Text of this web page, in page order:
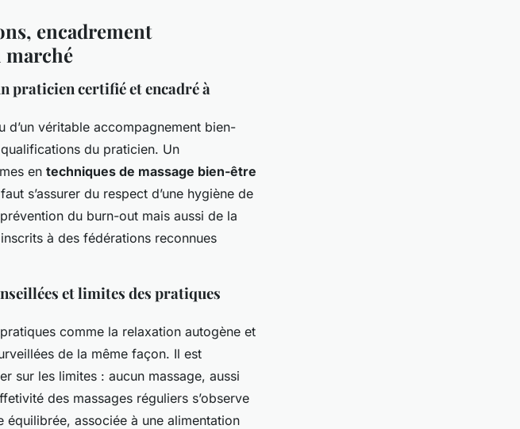
encadrement
marché
praticien certifié et encadré à
d’un véritable accompagnement bien-
du praticien. Un
en techniques de massage bien-être
s’assurer du respect d’une hygiène de
du burn-out mais aussi de la
à des fédérations reconnues
et limites des pratiques
comme la relaxation autogène et
de la même façon. Il est
sur les limites : aucun massage, aussi
des massages réguliers s’observe
équilibrée, associée à une alimentation